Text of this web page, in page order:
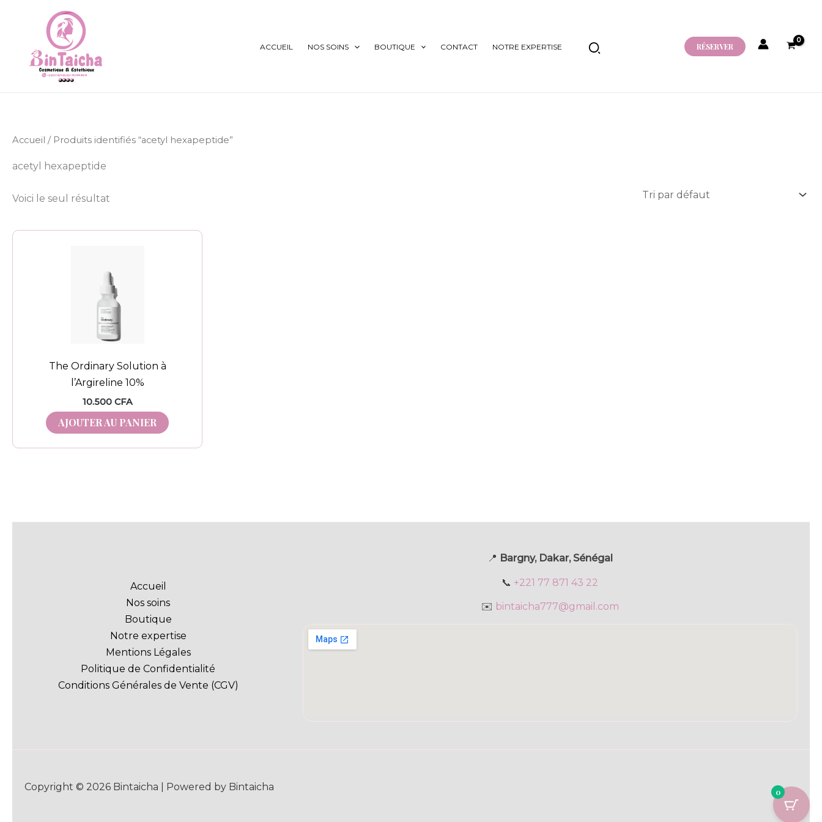
ACCUEIL NOS SOINS BOUTIQUE CONTACT NOTRE EXPERTISE RÉSERVER
Accueil / Produits identifiés “acetyl hexapeptide”
acetyl hexapeptide
Voici le seul résultat
The Ordinary Solution à
l’Argireline 10%
10.500 CFA
AJOUTER AU PANIER
Accueil
Nos soins
Boutique
Notre expertise
Mentions Légales
Politique de Confidentialité
Conditions Générales de Vente (CGV)
📍 Bargny, Dakar, Sénégal
📞 +221 77 871 43 22
✉️ bintaicha777@gmail.com
Copyright © 2026 Bintaicha | Powered by Bintaicha 0